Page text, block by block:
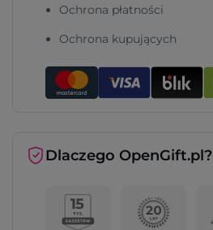
Ochrona płatności
Ochrona kupujących
Dlaczego OpenGift.pl?